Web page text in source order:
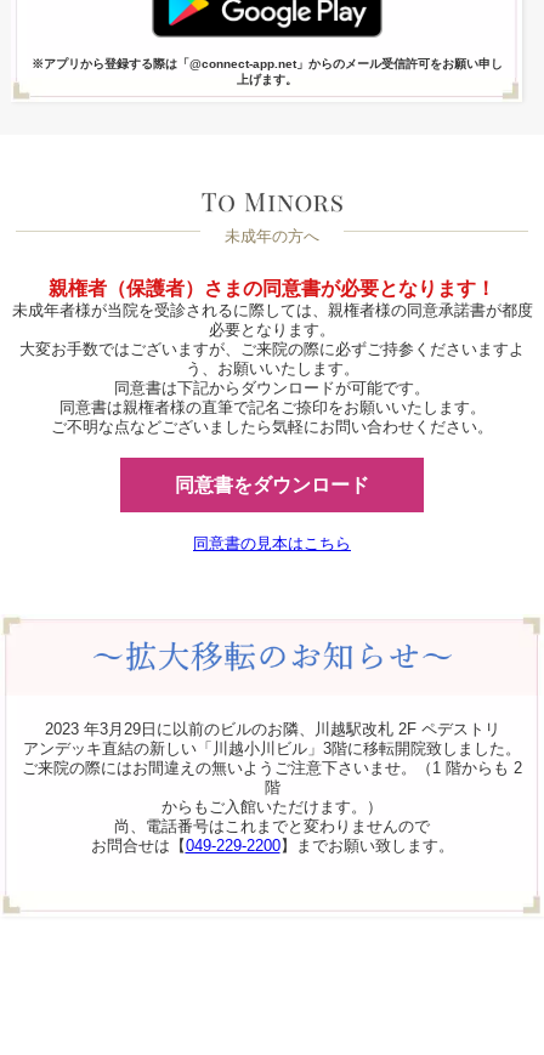
※アプリから登録する際は「@connect-app.net」からのメール受信許可をお願い申し
上げます。
未成年の方へ
親権者（保護者）さまの同意書が必要となります！
未成年者様が当院を受診されるに際しては、親権者様の同意承諾書が都度
必要となります。
大変お手数ではございますが、ご来院の際に必ずご持参くださいますよ
う、お願いいたします。
同意書は下記からダウンロードが可能です。
同意書は親権者様の直筆で記名ご捺印をお願いいたします。
ご不明な点などございましたら気軽にお問い合わせください。
同意書をダウンロード
同意書の見本はこちら
2023 年3月29日に以前のビルのお隣、川越駅改札 2F ペデストリ
アンデッキ直結の新しい「川越小川ビル」3階に移転開院致しました。
ご来院の際にはお間違えの無いようご注意下さいませ。（1 階からも 2
階
からもご入館いただけます。）
尚、電話番号はこれまでと変わりませんので
お問合せは【049-229-2200】までお願い致します。